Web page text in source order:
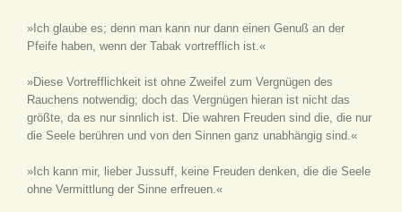
»Ich glaube es; denn man kann nur dann einen Genuß an der
Pfeife haben, wenn der Tabak vortrefflich ist.«
»Diese Vortrefflichkeit ist ohne Zweifel zum Vergnügen des
Rauchens notwendig; doch das Vergnügen hieran ist nicht das
größte, da es nur sinnlich ist. Die wahren Freuden sind die, die nur
die Seele berühren und von den Sinnen ganz unabhängig sind.«
»Ich kann mir, lieber Jussuff, keine Freuden denken, die die Seele
ohne Vermittlung der Sinne erfreuen.«